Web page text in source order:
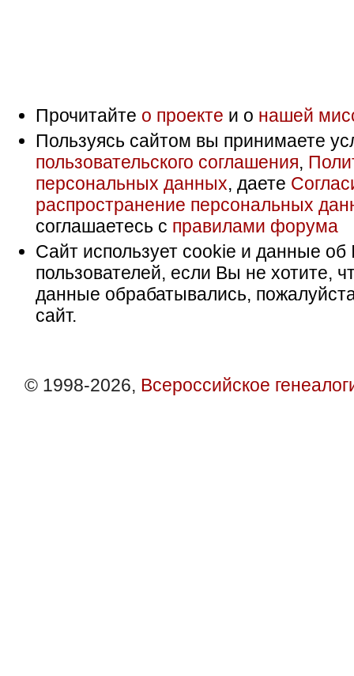
Прочитайте о проекте и о нашей
Пользуясь сайтом вы принимаете
пользовательского соглашения,
персональных данных, даете
распространение персональных
соглашаетесь с правилами форума
Сайт использует cookie и данные об
пользователей, если Вы не хотите,
данные обрабатывались,
сайт.
© 1998-2026, Всероссийское